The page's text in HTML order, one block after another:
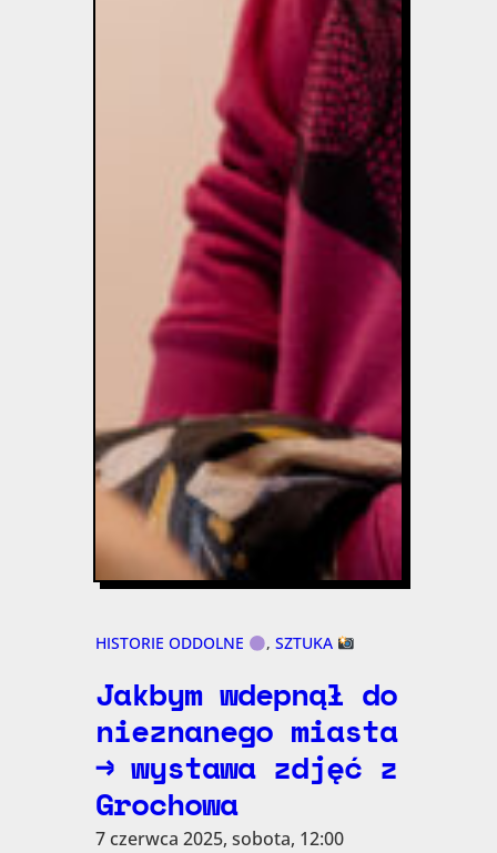
HISTORIE ODDOLNE , SZTUKA
Jakbym wdepnął do
nieznanego miasta
→ wystawa zdjęć z
Grochowa
7 czerwca 2025, sobota, 12:00